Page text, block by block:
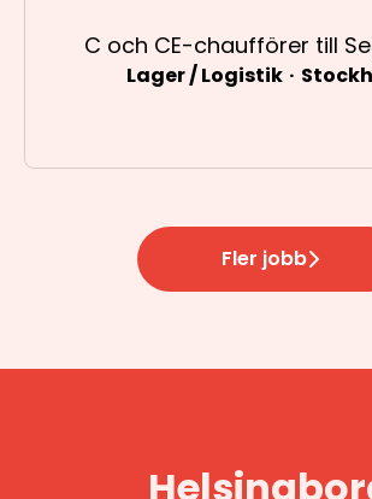
C och CE-chaufförer till
Lager / Logistik ·
Fler jobb